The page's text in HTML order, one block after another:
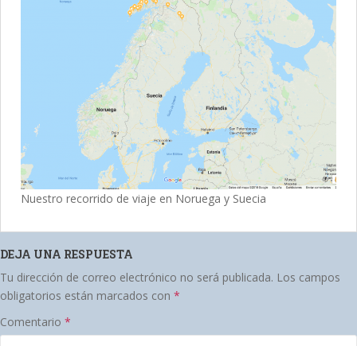
Nuestro recorrido de viaje en Noruega y Suecia
DEJA UNA RESPUESTA
Tu dirección de correo electrónico no será publicada. Los campos
obligatorios están marcados con *
Comentario *